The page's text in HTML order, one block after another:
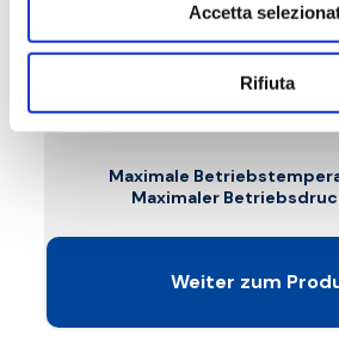
Accetta
Rifiuta
B3W
links, Anschluss aus Kupfer,
Mehrschichtmaterial,
Maximale
Maximaler
Weiter zum